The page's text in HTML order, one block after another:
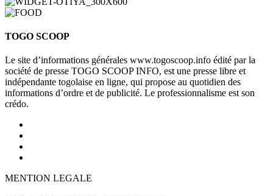
TOGO SCOOP
Le site d’informations générales www.togoscoop.info édité par la
société de presse TOGO SCOOP INFO, est une presse libre et
indépendante togolaise en ligne, qui propose au quotidien des
informations d’ordre et de publicité. Le professionnalisme est son
crédo.
MENTION LEGALE